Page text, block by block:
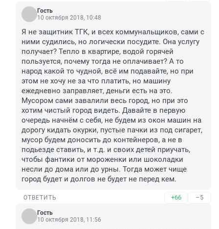
Гость
10 октября 2018, 10:48
Я не защитник ТГК, и всех коммунальщиков, сами с
ними судились, но логически посудите. Она услугу
получает? Тепло в квартире, водой горячей
пользуется, почему тогда не оплачивает? А то
народ какой то чудной, всё им подавайте, но при
этом не хочу не за что платить, но машину
ежедневно заправляет, деньги есть на это.
Мусором сами завалили весь город, но при это
хотим чистый город видеть. Давайте в первую
очередь начнём с себя, не будем из окон машин на
дорогу кидать окурки, пустые пачки из под сигарет,
мусор будем доносить до контейнеров, а не в
подьезде ставить, и т.д. и своих детей приучать,
чтобы фантики от мороженки или шоколадки
несли до дома или до урны. Тогда может чище
город будет и долгов не будет не перед кем.
ОТВЕТИТЬ +66 –5
Гость
10 октября 2018, 11:56